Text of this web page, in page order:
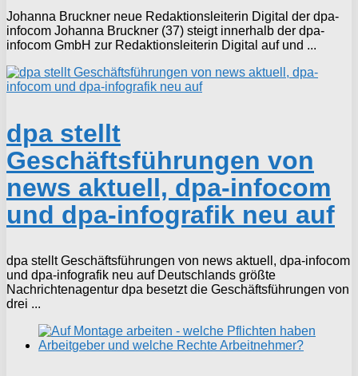
Johanna Bruckner neue Redaktionsleiterin Digital der dpa-
infocom Johanna Bruckner (37) steigt innerhalb der dpa-
infocom GmbH zur Redaktionsleiterin Digital auf und ...
dpa stellt
Geschäftsführungen von
news aktuell, dpa-infocom
und dpa-infografik neu auf
dpa stellt Geschäftsführungen von news aktuell, dpa-infocom
und dpa-infografik neu auf Deutschlands größte
Nachrichtenagentur dpa besetzt die Geschäftsführungen von
drei ...